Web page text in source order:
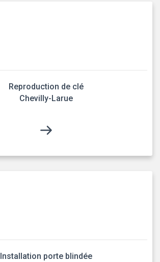
Reproduction de clé
Chevilly-Larue
Installation porte blindée